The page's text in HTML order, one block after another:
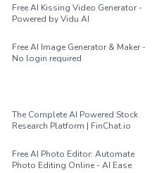
Free AI Kissing Video Generator -
Powered by Vidu AI
Free AI Image Generator & Maker -
No login required
The Complete AI Powered Stock
Research Platform | FinChat.io
Free AI Photo Editor: Automate
Photo Editing Online - AI Ease